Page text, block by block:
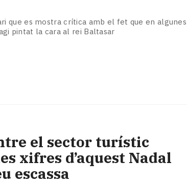
que es mostra crítica amb el fet que en algunes
pintat la cara al rei Baltasar
el sector turístic
xifres d’aquest Nadal
escassa